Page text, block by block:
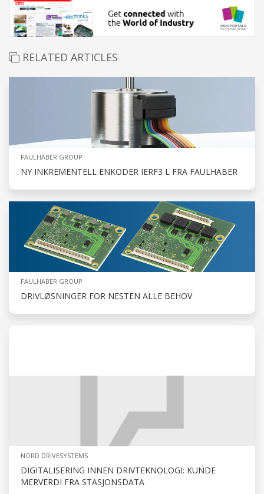
RELATED ARTICLES
FAULHABER GROUP
NY INKREMENTELL ENKODER IERF3 L FRA FAULHABER
FAULHABER GROUP
DRIVLØSNINGER FOR NESTEN ALLE BEHOV
NORD DRIVESYSTEMS
DIGITALISERING INNEN DRIVTEKNOLOGI: KUNDE
MERVERDI FRA STASJONSDATA